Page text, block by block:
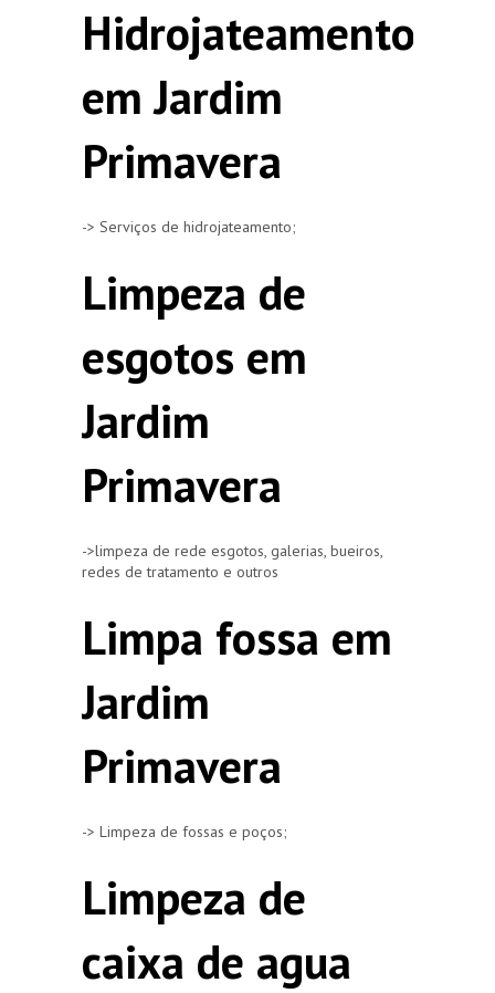
Hidrojateamento
em Jardim
Primavera
-> Serviços de hidrojateamento;
Limpeza de
esgotos em
Jardim
Primavera
->limpeza de rede esgotos, galerias, bueiros,
redes de tratamento e outros
Limpa fossa em
Jardim
Primavera
-> Limpeza de fossas e poços;
Limpeza de
caixa de agua